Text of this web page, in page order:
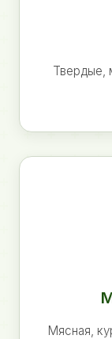
Твердые,
Мясная,